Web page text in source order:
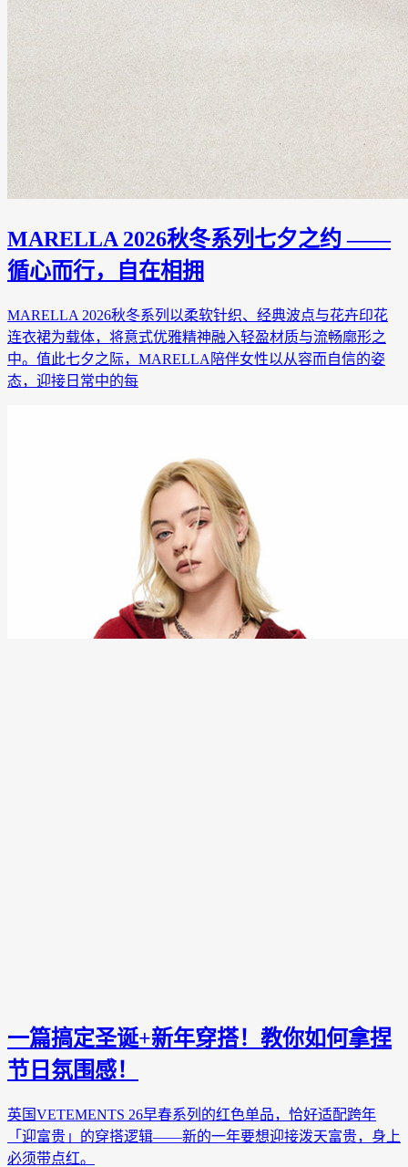
MARELLA 2026秋冬系列七夕之约 ——
循心而行，自在相拥
MARELLA 2026秋冬系列以柔软针织、经典波点与花卉印花
连衣裙为载体，将意式优雅精神融入轻盈材质与流畅廓形之
中。值此七夕之际，MARELLA陪伴女性以从容而自信的姿
态，迎接日常中的每
一篇搞定圣诞+新年穿搭！教你如何拿捏
节日氛围感！
英国VETEMENTS 26早春系列的红色单品，恰好适配跨年
「迎富贵」的穿搭逻辑——新的一年要想迎接泼天富贵，身上
必须带点红。